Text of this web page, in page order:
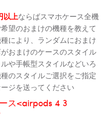
以上ならばスマホケース全機
望のおまけの機種を教えて
により、ランダムにおまけ
おまけのケースのスタイル
や手帳型スタイルなどいろ
のスタイルご選択をご指定
ジを送ってください
ス<airpods 4 3